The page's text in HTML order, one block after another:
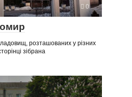
0
розташованих у різних
зібрана